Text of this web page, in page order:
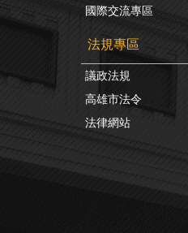
國際交流專區
法規專區
議政法規
高雄市法令
法律網站